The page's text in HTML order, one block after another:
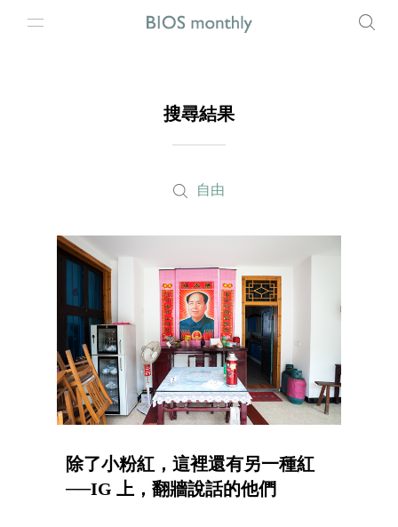
搜尋結果
自由
除了小粉紅，這裡還有另一種紅
──IG 上，翻牆說話的他們